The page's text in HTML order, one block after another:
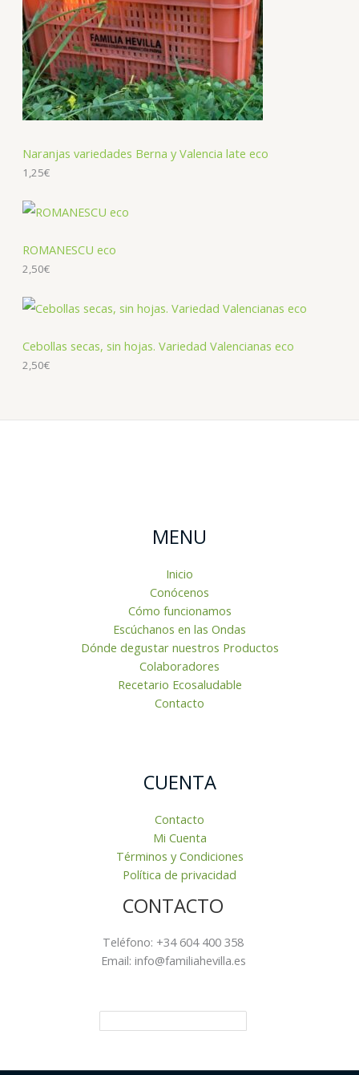
Naranjas variedades Berna y Valencia late eco
1,25€
ROMANESCU eco
2,50€
Cebollas secas, sin hojas. Variedad Valencianas eco
2,50€
MENU
Inicio
Conócenos
Cómo funcionamos
Escúchanos en las Ondas
Dónde degustar nuestros Productos
Colaboradores
Recetario Ecosaludable
Contacto
CUENTA
Contacto
Mi Cuenta
Términos y Condiciones
Política de privacidad
CONTACTO
Teléfono: +34 604 400 358
Email: info@familiahevilla.es